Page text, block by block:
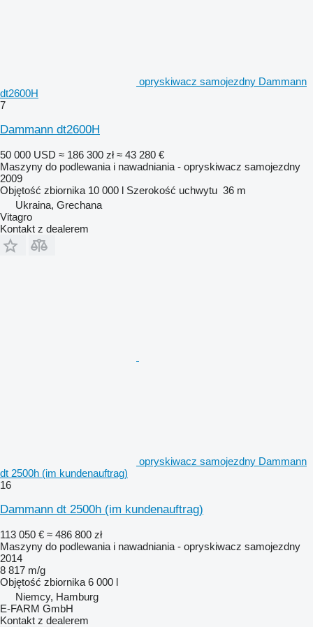
opryskiwacz samojezdny Dammann
dt2600H
7
Dammann dt2600H
50 000 USD ≈ 186 300 zł ≈ 43 280 €
Maszyny do podlewania i nawadniania - opryskiwacz samojezdny
2009
Objętość zbiornika 10 000 l Szerokość uchwytu 36 m
Ukraina, Grechana
Vitagro
Kontakt z dealerem
opryskiwacz samojezdny Dammann
dt 2500h (im kundenauftrag)
16
Dammann dt 2500h (im kundenauftrag)
113 050 € ≈ 486 800 zł
Maszyny do podlewania i nawadniania - opryskiwacz samojezdny
2014
8 817 m/g
Objętość zbiornika 6 000 l
Niemcy, Hamburg
E-FARM GmbH
Kontakt z dealerem